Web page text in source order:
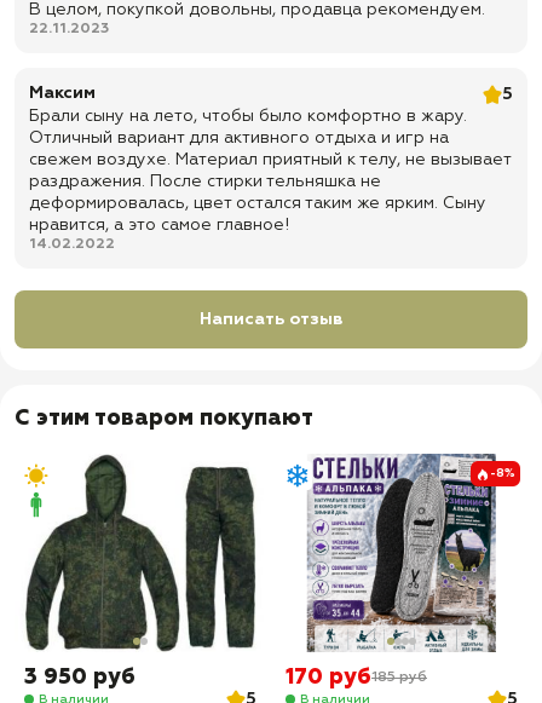
В целом, покупкой довольны, продавца рекомендуем.
22.11.2023
Максим
5
Брали сыну на лето, чтобы было комфортно в жару.
Отличный вариант для активного отдыха и игр на
свежем воздухе. Материал приятный к телу, не вызывает
раздражения. После стирки тельняшка не
деформировалась, цвет остался таким же ярким. Сыну
нравится, а это самое главное!
14.02.2022
Написать отзыв
С этим товаром покупают
3 950 руб
В наличии
5
-8%
170 руб185 руб
В наличии
5